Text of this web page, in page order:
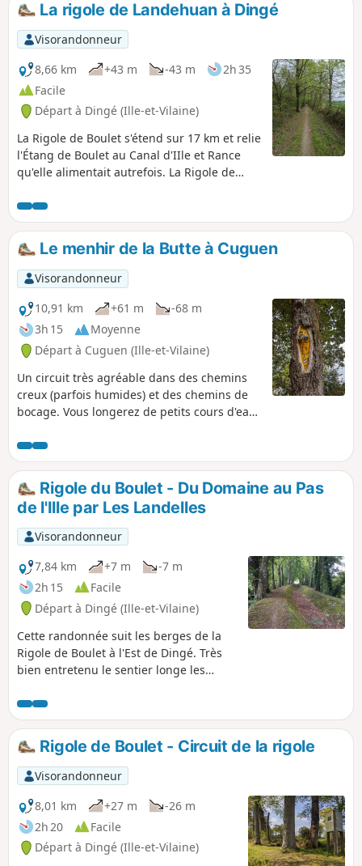
La rigole de Landehuan à Dingé
Visorandonneur
8,66 km
+43 m -43 m
2h 35
Facile
Départ à Dingé (Ille-et-Vilaine)
La Rigole de Boulet s'étend sur 17 km et relie
l'Étang de Boulet au Canal d'IIle et Rance
qu'elle alimentait autrefois. La Rigole de
alimentait la Rigole de Boulet. Le circuit
longe la rigole sur 2 km, sous des hêtres bi-
centenaires. Il traverse aussi les hameaux
de La Bouderie et des Hauts Rochers où l'on
retrouve un habitat traditionnel de la
région : murs en granit, portes cintrées,
jardins travaillés...
Le menhir de la Butte à Cuguen
Visorandonneur
10,91 km
+61 m
-68 m
3h 15
Moyenne
Départ à Cuguen (Ille-et-Vilaine)
Un circuit très agréable dans des chemins
creux (parfois humides) et des chemins de
bocage. Vous longerez de petits cours d'eau
traversent une zone de cailloux. Point
d'orgue de cette randonnée : le menhir de la
Butte.Rigole du Boulet - Du Domaine au Pas
de l'Ille par Les Landelles
Visorandonneur
7,84 km
+7 m
-7 m
2h 15
Facile
Départ à Dingé (Ille-et-Vilaine)
Cette randonnée suit les berges de la
Rigole de Boulet à l'Est de Dingé. Très
bien entretenu le sentier longe les
palplanches en bois ou en fer, et croise
quelques ouvrages d'art réalisés au
XIXe siècle: siphons, aqueducs,
abreuvoirs... Vous marchez sous une nef
de hêtres. Couleurs changeantes du
printemps à l'automne. Fraîcheur en
été.
Rigole de Boulet - Circuit de la rigole
Visorandonneur
8,01 km
+27 m
-26 m
2h 20
Facile
Départ à Dingé (Ille-et-Vilaine)